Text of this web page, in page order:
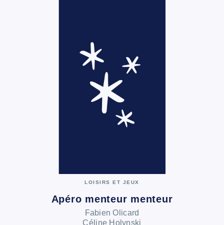
LOISIRS ET JEUX
Apéro menteur menteur
Fabien Olicard
Céline Holynski